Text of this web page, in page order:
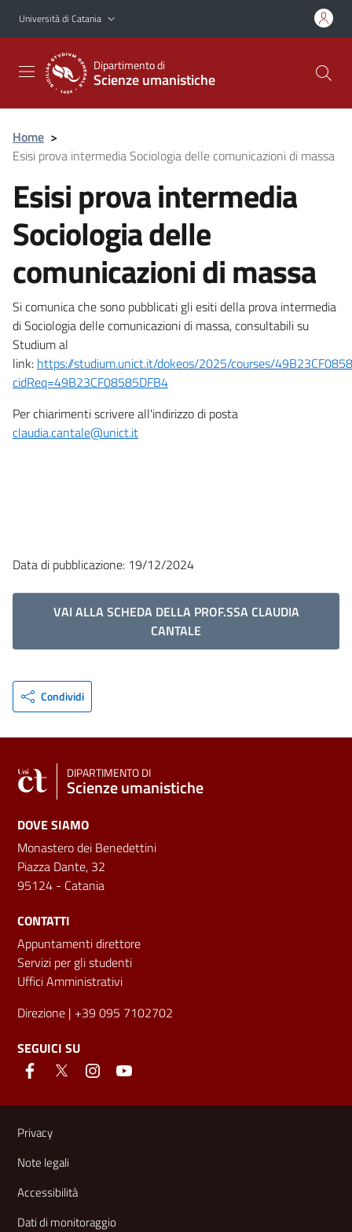
Vai al contenuto principale
Vai al menu di navigazione
Università di Catania
Dipartimento di
Scienze umanistiche
Home >
Esisi prova intermedia Sociologia delle comunicazioni di massa
Esisi prova intermedia
Sociologia delle
comunicazioni di massa
Si comunica che sono pubblicati gli esiti della prova intermedia
di Sociologia delle comunicazioni di massa, consultabili su
Studium al
link: https://studium.unict.it/dokeos/2025/courses/
cidReq=49B23CF08585DFB4
Per chiarimenti scrivere all'indirizzo di posta
claudia.cantale@unict.it
Data di pubblicazione: 19/12/2024
VAI ALLA SCHEDA DELLA PROF.SSA CLAUDIA
CANTALE
Condividi
DIPARTIMENTO DI
Scienze umanistiche
DOVE SIAMO
Monastero dei Benedettini
Piazza Dante, 32
95124 - Catania
CONTATTI
Appuntamenti direttore
Servizi per gli studenti
Uffici Amministrativi
Direzione | +39 095 7102702
SEGUICI SU
Link e informazioni utili
Privacy
Note legali
Accessibilità
Dati di monitoraggio